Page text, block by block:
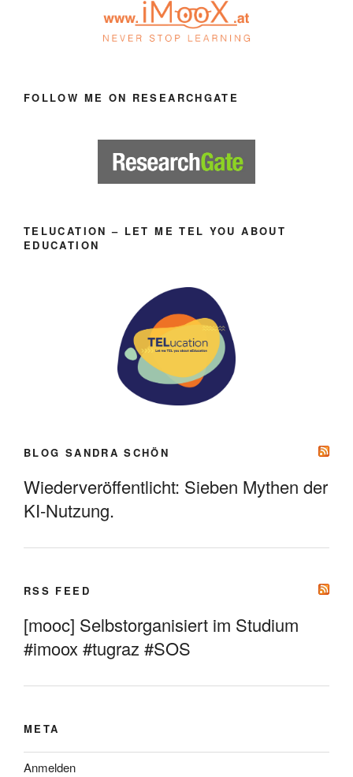
FOLLOW ME ON RESEARCHGATE
TELUCATION – LET ME TEL YOU ABOUT
EDUCATION
BLOG SANDRA SCHÖN
Wiederveröffentlicht: Sieben Mythen der
KI-Nutzung.
RSS FEED
[mooc] Selbstorganisiert im Studium
#imoox #tugraz #SOS
META
Anmelden